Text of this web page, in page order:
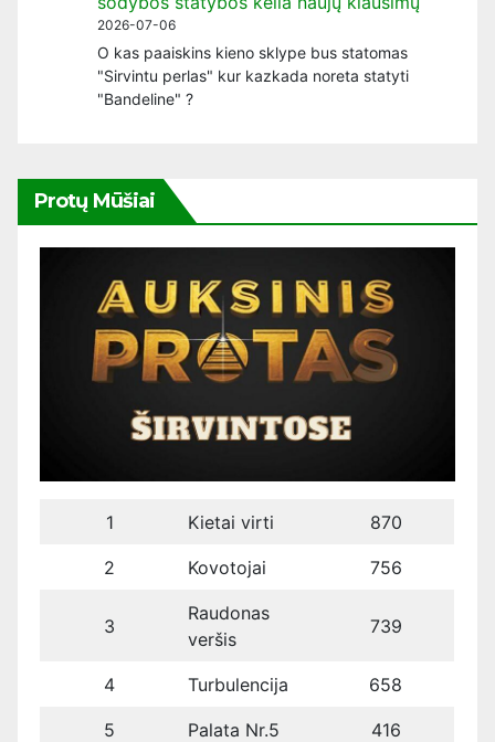
2026-07-06
O kas paaiskins kieno sklype bus statomas
"Sirvintu perlas" kur kazkada noreta statyti
"Bandeline" ?
Protų Mūšiai
1 Kietai virti 870
2 Kovotojai 756
3
Raudonas
veršis
739
4 Turbulencija 658
5 Palata Nr.5 416